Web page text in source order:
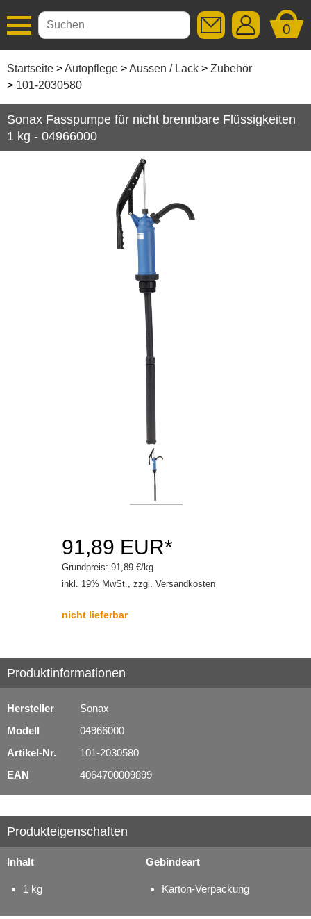
0
Startseite Autopflege Aussen / Lack
Zubehör
101-2030580
Additive
Autopflege
Aussen / Lack
Kleben / Dichten
Schmierstoffe
Sonax Fasspumpe für nicht brennbare Flüssigkeiten
1 kg - 04966000
91,89 EUR*
Grundpreis: 91,89 €/kg
inkl. 19% MwSt., zzgl. Versandkosten
nicht lieferbar
Produktinformationen
Hersteller
Sonax
Modell
04966000
Artikel-Nr.
101-2030580
EAN
4064700009899
Produkteigenschaften
Inhalt
1 kg
Gebindeart
Karton-Verpackung